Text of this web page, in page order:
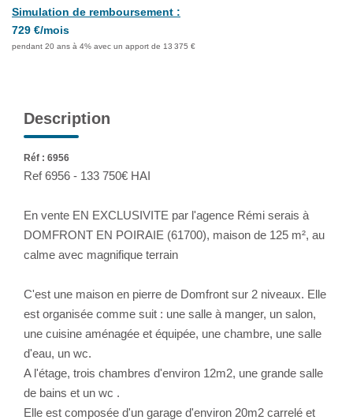
Simulation de remboursement :
729 €/mois
pendant 20 ans à 4% avec un apport de 13 375 €
Description
Réf : 6956
Ref 6956 - 133 750€ HAI
En vente EN EXCLUSIVITE par l'agence Rémi serais à
DOMFRONT EN POIRAIE (61700), maison de 125 m², au
calme avec magnifique terrain
C'est une maison en pierre de Domfront sur 2 niveaux. Elle
est organisée comme suit : une salle à manger, un salon,
une cuisine aménagée et équipée, une chambre, une salle
d'eau, un wc.
A l'étage, trois chambres d'environ 12m2, une grande salle
de bains et un wc .
Elle est composée d'un garage d'environ 20m2 carrelé et